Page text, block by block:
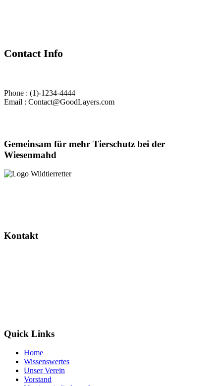
Contact Info
Phone : (1)-1234-4444
Email : Contact@GoodLayers.com
Gemeinsam für mehr Tierschutz bei der
Wiesenmahd
Kontakt
Quick Links
Home
Wissenswertes
Unser Verein
Vorstand